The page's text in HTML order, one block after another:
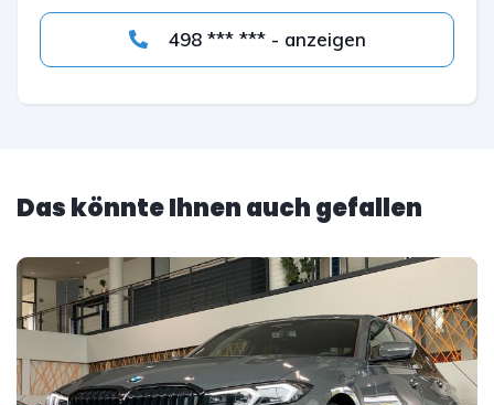
498 *** *** - anzeigen
Das könnte Ihnen auch gefallen